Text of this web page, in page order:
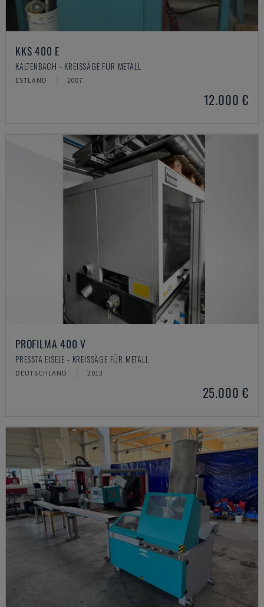
KKS 400 E
KALTENBACH - KREISSÄGE FÜR METALL
ESTLAND 2007
12.000 €
PROFILMA 400 V
PRESSTA EISELE - KREISSÄGE FÜR METALL
DEUTSCHLAND 2013
25.000 €